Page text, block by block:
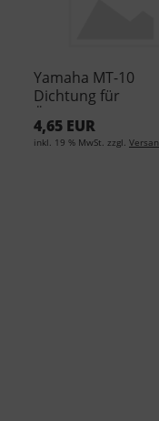
Yamaha MT-10
Dichtung für
Ölablassschraube
4,65 EUR
inkl. 19 % MwSt. zzgl.